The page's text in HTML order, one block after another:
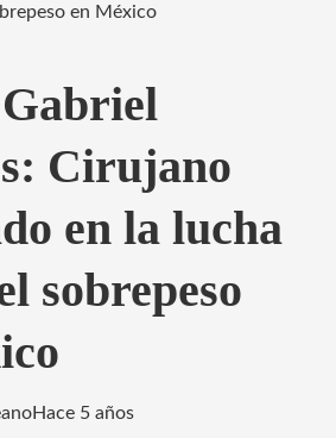
en México
Cirujano
en la lucha
sobrepeso
Hace 5 años